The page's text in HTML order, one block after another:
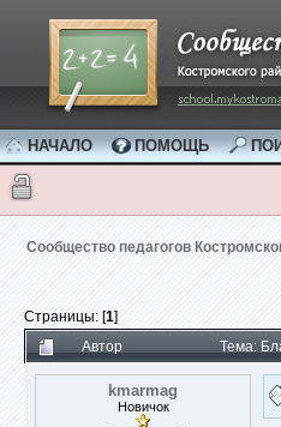
НАЧАЛО ПОМОЩЬ
Сообщество педагогов
Страницы: [1]
Автор
Тема:
kmarmag
Новичок